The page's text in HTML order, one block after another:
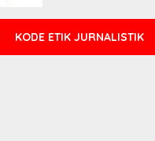
KODE ETIK JURNALISTIK